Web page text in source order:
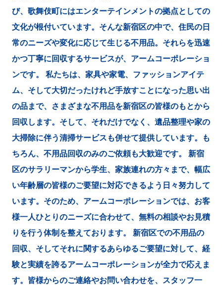
び、歌舞伎町にはエンターテインメントの拠点としての
文化が根付いています。そんな新宿区の中で、住民の日
常のニーズや変化に応じて生じる不用品。それらを迅速
かつ丁寧に回収するサービスが、アームコーポレーショ
ンです。 私たちは、家具や家電、ファッションアイテ
ム、そして大切だったけれど手放すことになった思い出
の品まで、さまざまな不用品を新宿区の皆様のもとから
回収します。そして、それだけでなく、遺品整理や家の
大掃除に伴う清掃サービスも併せて提供しています。も
ちろん、不用品回収のみのご依頼も大歓迎です。 新宿
区のサラリーマンから学生、家族連れの方々まで、幅広
い年齢層の皆様のご要望に対応できるよう日々努力して
います。そのため、アームコーポレーションでは、お客
様一人ひとりのニーズに合わせて、無料の相談やお見積
りを行う体制を整えております。 新宿区での不用品の
回収、そしてそれに関するあらゆるご要望に対して、経
験と実績を誇るアームコーポレーションが全力で応えま
す。皆様からのご連絡やお問い合わせを、スタッフ一